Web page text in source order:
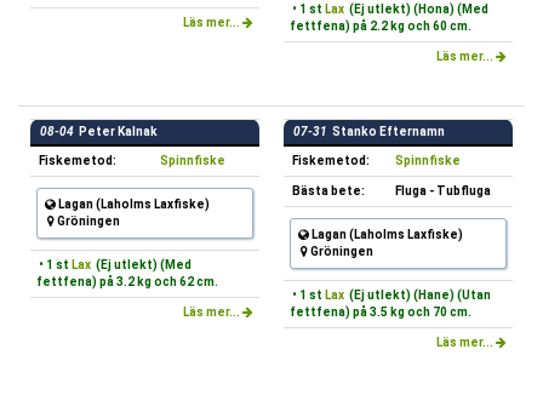
Läs mer...
• 1 st Lax (Ej utlekt) (Hona) (Med
fettfena) på 2.2 kg och 60 cm.
Läs mer...
08-04 Peter Kalnak
Fiskemetod: Spinnfiske
Lagan (Laholms Laxfiske)
Gröningen
• 1 st Lax (Ej utlekt) (Med
fettfena) på 3.2 kg och 62 cm.
Läs mer...
07-31 Stanko Efternamn
Fiskemetod: Spinnfiske
Bästa bete: Fluga - Tubfluga
Lagan (Laholms Laxfiske)
Gröningen
• 1 st Lax (Ej utlekt) (Hane) (Utan
fettfena) på 3.5 kg och 70 cm.
Läs mer...